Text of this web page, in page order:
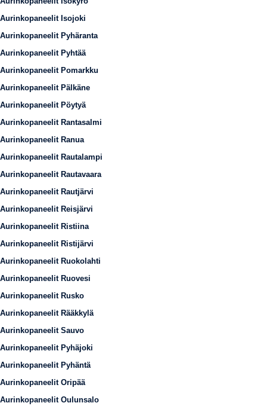
Aurinkopaneelit Isojoki
Aurinkopaneelit Pyhäranta
Aurinkopaneelit Pyhtää
Aurinkopaneelit Pomarkku
Aurinkopaneelit Pälkäne
Aurinkopaneelit Pöytyä
Aurinkopaneelit Rantasalmi
Aurinkopaneelit Ranua
Aurinkopaneelit Rautalampi
Aurinkopaneelit Rautavaara
Aurinkopaneelit Rautjärvi
Aurinkopaneelit Reisjärvi
Aurinkopaneelit Ristiina
Aurinkopaneelit Ristijärvi
Aurinkopaneelit Ruokolahti
Aurinkopaneelit Ruovesi
Aurinkopaneelit Rusko
Aurinkopaneelit Rääkkylä
Aurinkopaneelit Sauvo
Aurinkopaneelit Pyhäjoki
Aurinkopaneelit Pyhäntä
Aurinkopaneelit Oripää
Aurinkopaneelit Oulunsalo